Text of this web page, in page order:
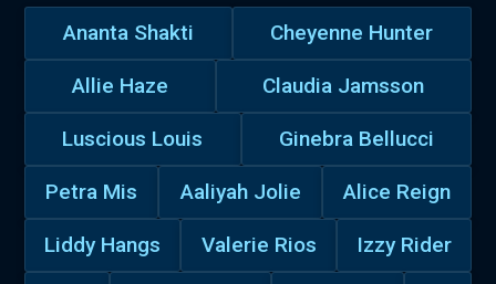
Ananta Shakti Cheyenne Hunter
Allie Haze Claudia Jamsson
Luscious Louis Ginebra Bellucci
Petra Mis Aaliyah Jolie Alice Reign
Liddy Hangs Valerie Rios Izzy Rider